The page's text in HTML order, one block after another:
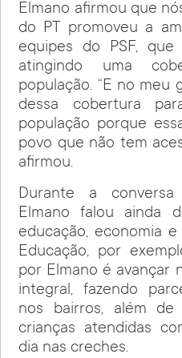
Elmano afirmou que
do PT promoveu a
equipes do PSF,
atingindo uma
população. “E no meu
dessa cobertura
população porque
povo que não tem
afirmou.
Durante a
Elmano falou ainda
educação, economia
Educação, por
por Elmano é avançar
integral, fazendo
nos bairros, além
crianças atendidas
dia nas creches.